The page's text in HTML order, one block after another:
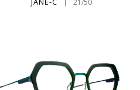
| 21/50